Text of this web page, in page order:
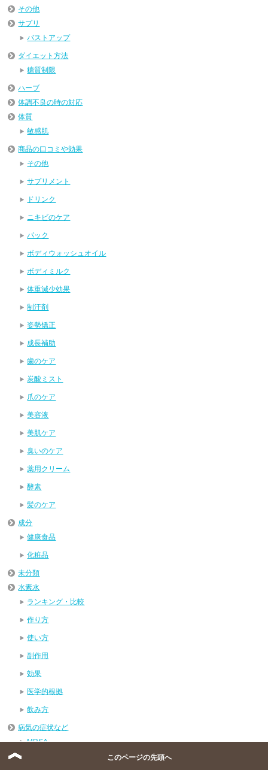
その他
サプリ
バストアップ
ダイエット方法
糖質制限
ハーブ
体調不良の時の対応
体質
敏感肌
商品の口コミや効果
その他
サプリメント
ドリンク
ニキビのケア
パック
ボディウォッシュオイル
ボディミルク
体重減少効果
制汗剤
姿勢矯正
成長補助
歯のケア
炭酸ミスト
爪のケア
美容液
美肌ケア
臭いのケア
薬用クリーム
酵素
髪のケア
成分
健康食品
化粧品
未分類
水素水
ランキング・比較
作り方
使い方
副作用
効果
医学的根拠
飲み方
病気の症状など
MRSA
このページの先頭へ